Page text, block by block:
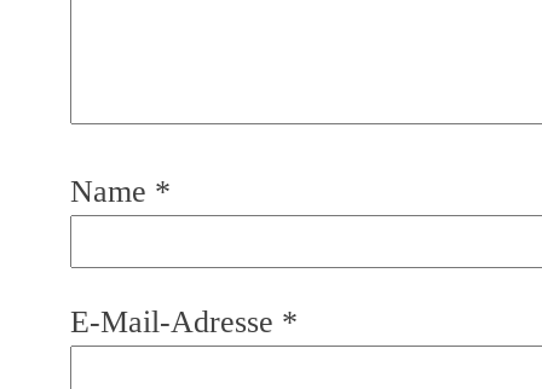
Name *
E-Mail-Adresse *